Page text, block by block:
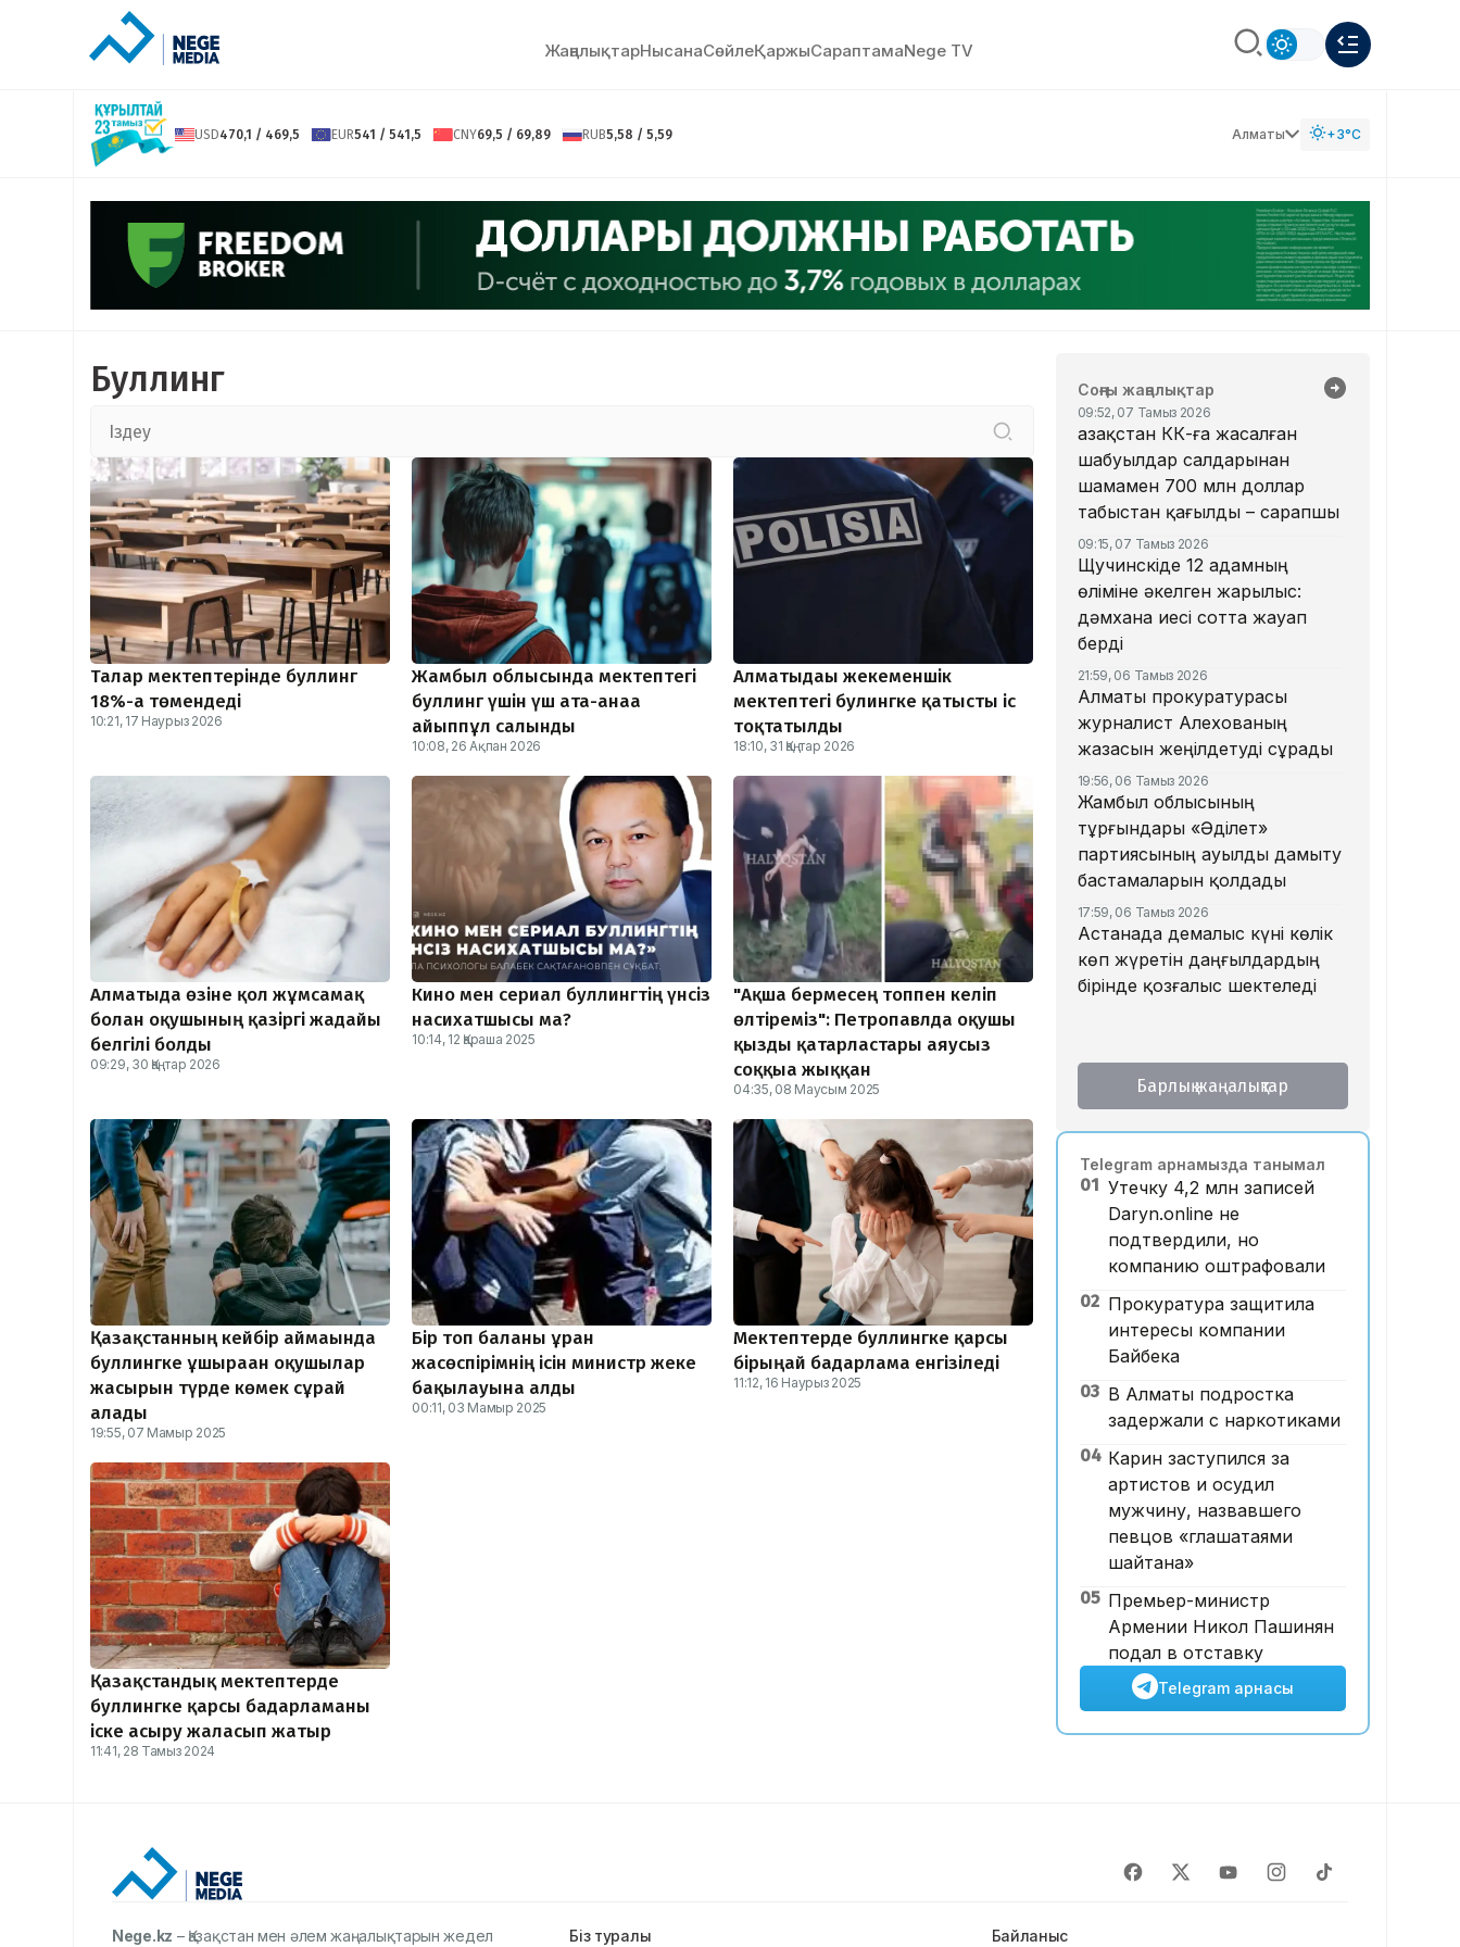
ЖаңалықтарНысанаСөйлeҚаржыСараптамаNege TV
USD470,1 / 469,5 EUR541 / 541,5 CNY69,5 / 69,89 RUB5,58 / 5,59 Алматы +3°C
Буллинг
Талғар мектептерінде буллинг
18%-ға төмендеді
10:21, 17 Наурыз 2026
Жамбыл облысында мектептегі
буллинг үшін үш ата-анаға
айыппұл салынды
10:08, 26 Ақпан 2026
Алматыдағы жекеменшік
мектептегі булингке қатысты іс
тоқтатылды
18:10, 31 Қаңтар 2026
Алматыда өзіне қол жұмсамақ
болған оқушының қазіргі жағдайы
белгілі болды
09:29, 30 Қаңтар 2026
Кино мен сериал буллингтің үнсіз
насихатшысы ма?
10:14, 12 Қараша 2025
"Ақша бермесең топпен келіп
өлтіреміз": Петропавлда оқушы
қызды қатарластары аяусыз
соққыға жыққан
04:35, 08 Маусым 2025
Қазақстанның кейбір аймағында
буллингке ұшыраған оқушылар
жасырын түрде көмек сұрай
алады
19:55, 07 Мамыр 2025
Бір топ баланы ұрған
жасөспірімнің ісін министр жеке
бақылауына алды
00:11, 03 Мамыр 2025
Мектептерде буллингке қарсы
бірыңғай бағдарлама енгізіледі
11:12, 16 Наурыз 2025
Қазақстандық мектептерде
буллингке қарсы бағдарламаны
іске асыру жалғасып жатыр
11:41, 28 Тамыз 2024
Соңғы жаңалықтар
09:52, 07 Тамыз 2026
Қазақстан КҚК-ға жасалған
шабуылдар салдарынан
шамамен 700 млн доллар
табыстан қағылды – сарапшы
09:15, 07 Тамыз 2026
Щучинскіде 12 адамның
өліміне әкелген жарылыс:
дәмхана иесі сотта жауап
берді
21:59, 06 Тамыз 2026
Алматы прокуратурасы
журналист Алехованың
жазасын жеңілдетуді сұрады
19:56, 06 Тамыз 2026
Жамбыл облысының
тұрғындары «Әділет»
партиясының ауылды дамыту
бастамаларын қолдады
17:59, 06 Тамыз 2026
Астанада демалыс күні көлік
көп жүретін даңғылдардың
бірінде қозғалыс шектеледі
Барлық жаңалықтар
Telegram арнамызда танымал
01 Утечку 4,2 млн записей
Daryn.online не
подтвердили, но
компанию оштрафовали
02 Прокуратура защитила
интересы компании
Байбека
03 В Алматы подростка
задержали с наркотиками
04 Карин заступился за
артистов и осудил
мужчину, назвавшего
певцов «глашатаями
шайтана»
05 Премьер-министр
Армении Никол Пашинян
подал в отставку
Telegram арнасы
Nege.kz – Қазақстан мен әлем жаңалықтарын жедел Біз туралы Байланыс